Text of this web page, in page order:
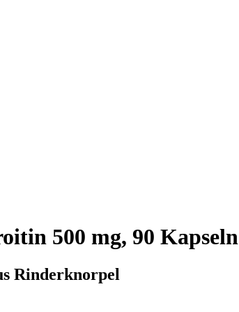
500 mg, 90 Kapseln
Rinderknorpel